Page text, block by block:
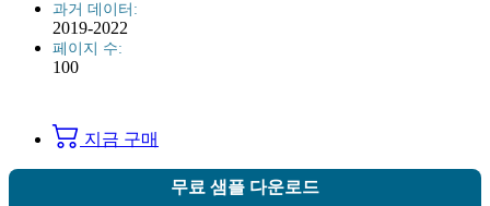
과거 데이터:
2019-2022
페이지 수:
100
지금 구매
무료 샘플 다운로드